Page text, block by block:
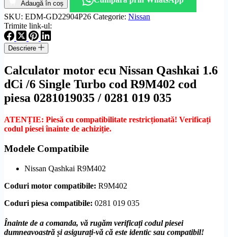
motor
ecu
Nissan
Qashkai
1.6
dCi
Single
Turbo
cod
R9M402
cod
0281019035
Adaugă în coș
SKU: EDM-GD22904P26 Categorie: Nissan
Trimite link-ul:
Descriere
Calculator motor ecu Nissan Qashkai 1.6
dCi /6 Single Turbo cod R9M402 cod
piesa 0281019035 / 0281 019 035
ATENȚIE: Piesă cu compatibilitate restricționată! Verificați
codul piesei înainte de achiziție.
Modele Compatibile
Nissan Qashkai R9M402
Coduri motor compatibile: R9M402
Coduri piesa compatibile: 0281 019 035
Înainte de a comanda, vă rugăm verificați codul piesei
dumneavoastră și asigurați-vă că este identic sau compatibil!